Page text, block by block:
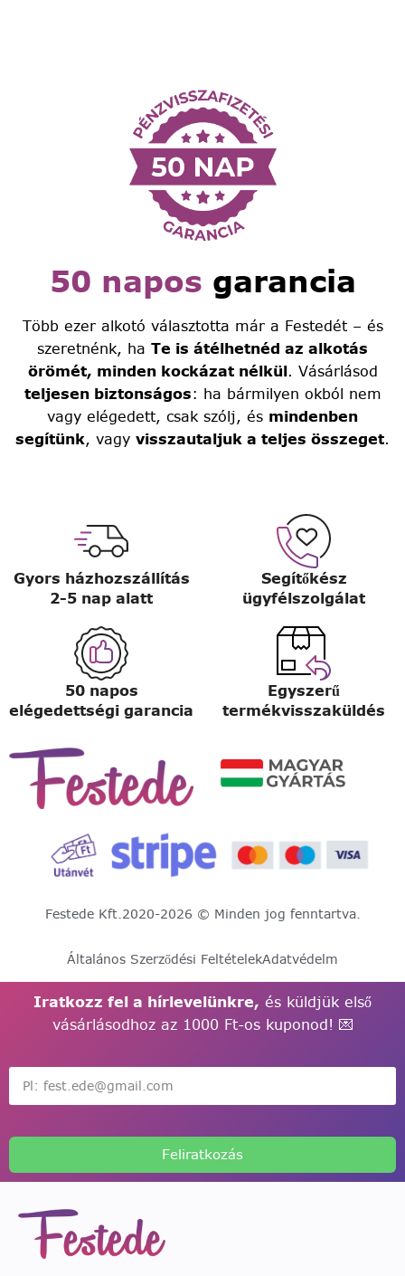
50 napos garancia
Több ezer alkotó választotta már a Festedét – és
szeretnénk, ha Te is átélhetnéd az alkotás
örömét, minden kockázat nélkül. Vásárlásod
teljesen biztonságos: ha bármilyen okból nem
vagy elégedett, csak szólj, és mindenben
segítünk, vagy visszautaljuk a teljes összeget.
Gyors házhozszállítás
2-5 nap alatt
Segítőkész
ügyfélszolgálat
50 napos
elégedettségi garancia
Egyszerű
termékvisszaküldés
Festede Kft.2020-2026 © Minden jog fenntartva.
Általános Szerződési FeltételekAdatvédelm
Iratkozz fel a hírlevelünkre, és küldjük első
vásárlásodhoz az 1000 Ft-os kuponod! 💌
Feliratkozás